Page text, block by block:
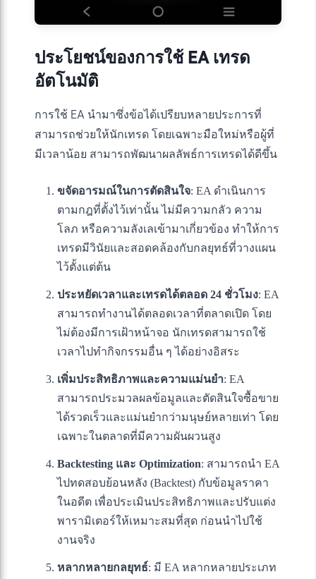
ประโยชน์ของการใช้ EA เทรด
อัตโนมัติ
การใช้ EA นำมาซึ่งข้อได้เปรียบหลายประการที่
สามารถช่วยให้นักเทรด โดยเฉพาะมือใหม่หรือผู้ที่
มีเวลาน้อย สามารถพัฒนาผลลัพธ์การเทรดได้ดีขึ้น
ขจัดอารมณ์ในการตัดสินใจ: EA ดำเนินการ
ตามกฎที่ตั้งไว้เท่านั้น ไม่มีความกลัว ความ
โลภ หรือความลังเลเข้ามาเกี่ยวข้อง ทำให้การ
เทรดมีวินัยและสอดคล้องกับกลยุทธ์ที่วางแผน
ไว้ตั้งแต่ต้น
ประหยัดเวลาและเทรดได้ตลอด 24 ชั่วโมง: EA
สามารถทำงานได้ตลอดเวลาที่ตลาดเปิด โดย
ไม่ต้องมีการเฝ้าหน้าจอ นักเทรดสามารถใช้
เวลาไปทำกิจกรรมอื่น ๆ ได้อย่างอิสระ
เพิ่มประสิทธิภาพและความแม่นยำ: EA
สามารถประมวลผลข้อมูลและตัดสินใจซื้อขาย
ได้รวดเร็วและแม่นยำกว่ามนุษย์หลายเท่า โดย
เฉพาะในตลาดที่มีความผันผวนสูง
Backtesting และ Optimization: สามารถนำ EA
ไปทดสอบย้อนหลัง (Backtest) กับข้อมูลราคา
ในอดีต เพื่อประเมินประสิทธิภาพและปรับแต่ง
พารามิเตอร์ให้เหมาะสมที่สุด ก่อนนำไปใช้
งานจริง
หลากหลายกลยุทธ์: มี EA หลากหลายประเภท